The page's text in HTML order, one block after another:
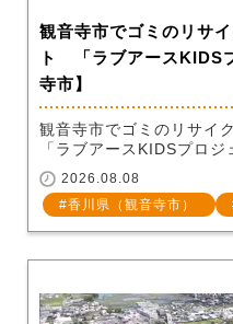
観音寺市でゴミのリサ
ト 「ラブアースKIDS
寺市】
観音寺市でゴミのリサイ
「ラブアースKIDSプロ
2026.08.08
香川県（観音寺市）